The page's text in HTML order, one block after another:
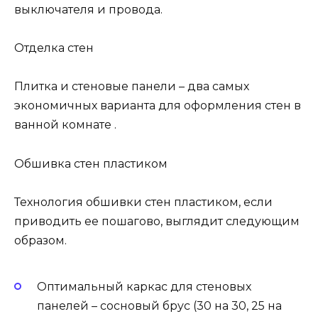
выключателя и провода.
Отделка стен
Плитка и стеновые панели – два самых
экономичных варианта для оформления стен в
ванной комнате .
Обшивка стен пластиком
Технология обшивки стен пластиком, если
приводить ее пошагово, выглядит следующим
образом.
Оптимальный каркас для стеновых
панелей – сосновый брус (30 на 30, 25 на